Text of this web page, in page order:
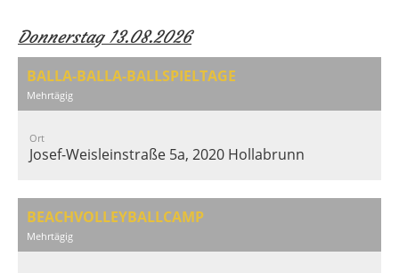
Donnerstag 13.08.2026
BALLA-BALLA-BALLSPIELTAGE
Mehrtägig
Ort
Josef-Weisleinstraße 5a, 2020 Hollabrunn
BEACHVOLLEYBALLCAMP
Mehrtägig